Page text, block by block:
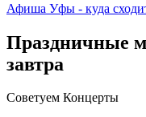
Афиша Уфы - куда
Праздничные
завтра
Советуем Концерты